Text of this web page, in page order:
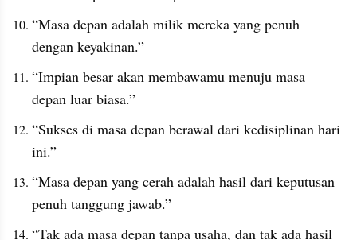
“Masa depan adalah milik mereka yang penuh
dengan keyakinan.”
“Impian besar akan membawamu menuju masa
depan luar biasa.”
“Sukses di masa depan berawal dari kedisiplinan hari
ini.”
“Masa depan yang cerah adalah hasil dari keputusan
penuh tanggung jawab.”
“Tak ada masa depan tanpa usaha, dan tak ada hasil